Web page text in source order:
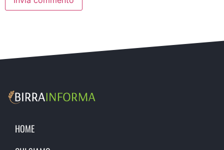
HOME